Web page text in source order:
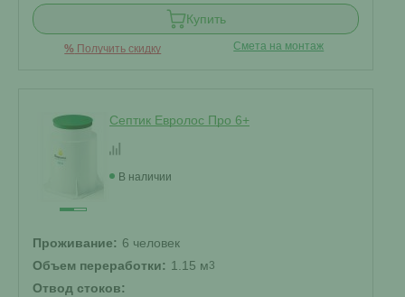
Купить
% Получить скидку Смета на монтаж
Септик Евролос Про 6+
В наличии
Проживание: 6 человек
Объем переработки: 1.15 м3
Отвод стоков: